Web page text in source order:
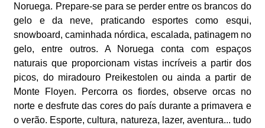
Noruega. Prepare-se para se perder entre os brancos do
gelo e da neve, praticando esportes como esqui,
snowboard, caminhada nórdica, escalada, patinagem no
gelo, entre outros. A Noruega conta com espaços
naturais que proporcionam vistas incríveis a partir dos
picos, do miradouro Preikestolen ou ainda a partir de
Monte Floyen. Percorra os fiordes, observe orcas no
norte e desfrute das cores do país durante a primavera e
o verão. Esporte, cultura, natureza, lazer, aventura... tudo